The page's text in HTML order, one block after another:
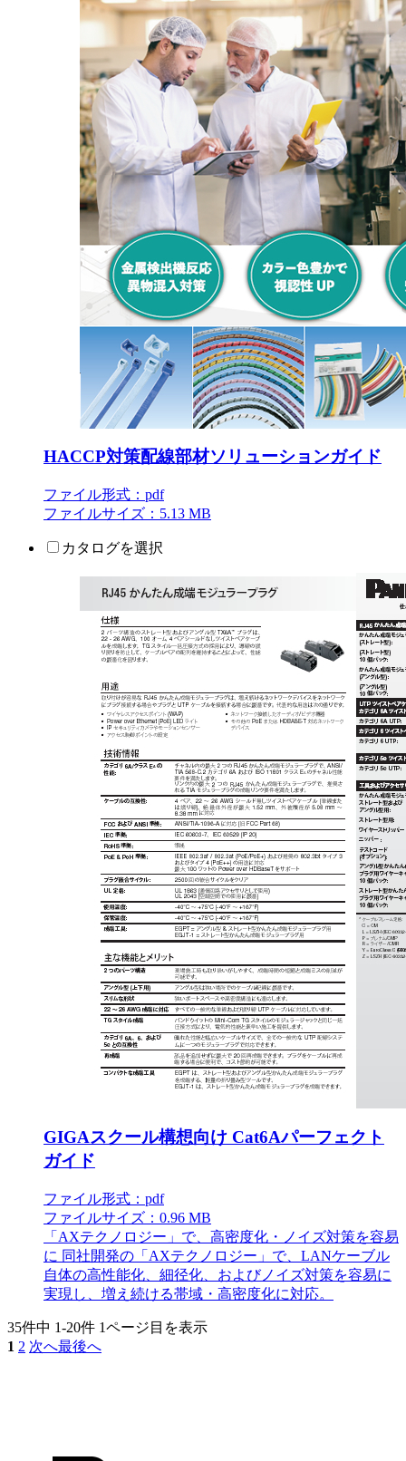
HACCP対策配線部材ソリューションガイド
ファイル形式：pdf
ファイルサイズ：5.13 MB
カタログを選択
GIGAスクール構想向け Cat6Aパーフェクト
ガイド
ファイル形式：pdf
ファイルサイズ：0.96 MB
「AXテクノロジー」で、高密度化・ノイズ対策を容易
に 同社開発の「AXテクノロジー」で、LANケーブル
自体の高性能化、細径化、およびノイズ対策を容易に
実現し、増え続ける帯域・高密度化に対応。
35件中 1-20件 1ページ目を表示
1 2 次へ最後へ